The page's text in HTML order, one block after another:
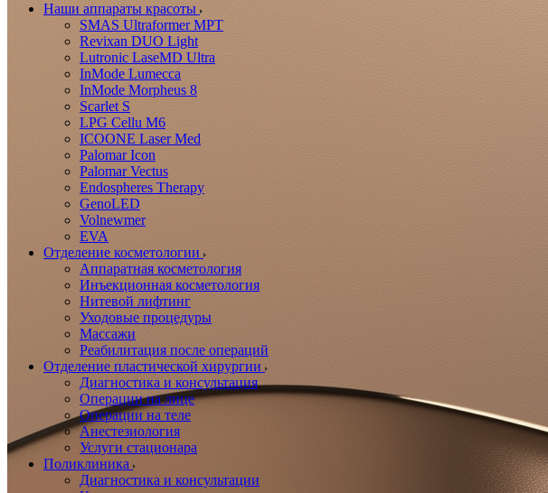
Наши аппараты красоты
SMAS Ultraformer MPT
Revixan DUO Light
Lutronic LaseMD Ultra
InMode Lumecca
InMode Morpheus 8
Scarlet S
LPG Cellu M6
ICOONE Laser Med
Palomar Icon
Palomar Vectus
Endospheres Therapy
GenoLED
Volnewmer
EVA
Отделение косметологии
Аппаратная косметология
Инъекционная косметология
Нитевой лифтинг
Уходовые процедуры
Массажи
Реабилитация после операций
Отделение пластической хирургии
Диагностика и консультация
Операции на лице
Операции на теле
Анестезиология
Услуги стационара
Поликлиника
Диагностика и консультации